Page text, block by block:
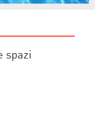
spazi